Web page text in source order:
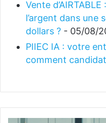
Vente
l’argent dans une
dollars ? - 05/08/
PIIEC IA : votre
comment